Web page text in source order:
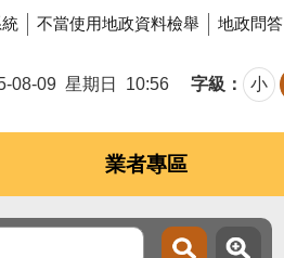
不當使用地政資料檢舉 地政問答
08-09 星期日 10:56 字級 小
業者專區